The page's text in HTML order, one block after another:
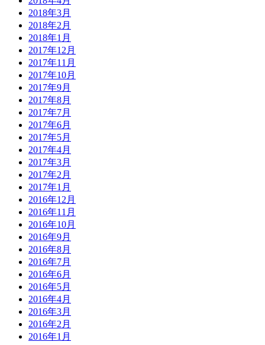
2018年3月
2018年2月
2018年1月
2017年12月
2017年11月
2017年10月
2017年9月
2017年8月
2017年7月
2017年6月
2017年5月
2017年4月
2017年3月
2017年2月
2017年1月
2016年12月
2016年11月
2016年10月
2016年9月
2016年8月
2016年7月
2016年6月
2016年5月
2016年4月
2016年3月
2016年2月
2016年1月